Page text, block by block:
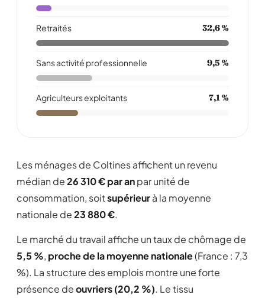
Retraités 32,6 %
Sans activité professionnelle 9,5 %
Agriculteurs exploitants 7,1 %
Les ménages de Coltines affichent un revenu
médian de26 310 € par anpar unité de
consommation, soitsupérieurà la moyenne
nationale de23 880 €.
Le marché du travail affiche un taux de chômage de
5,5 %, proche de la moyenne nationale(France : 7,3
%). La structure des emplois montre une forte
présence deouvriers (20,2 %). Le tissu